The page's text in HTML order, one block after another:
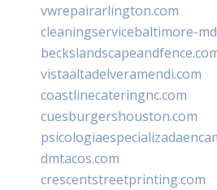
vwrepairarlington.com
cleaningservicebaltimore-
vistaaltadelveramendi.com
coastlinecateringnc.com
cuesburgershouston.com
dmtacos.com
crescentstreetprinting.com